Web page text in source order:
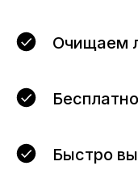
Очищаем
Быстро